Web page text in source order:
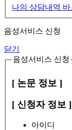
나의 상담내역 바
음성서비스 신청
닫기
음성서비스 신청
[ 논문 정보 ]
[ 신청자 정보 ]
아이디